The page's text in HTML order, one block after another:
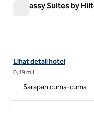
Embassy Suites by
Lihat detail hotel untuk
Lihat detail hotel
0,49 mil
Sarapan cuma-cuma
1 dari 12